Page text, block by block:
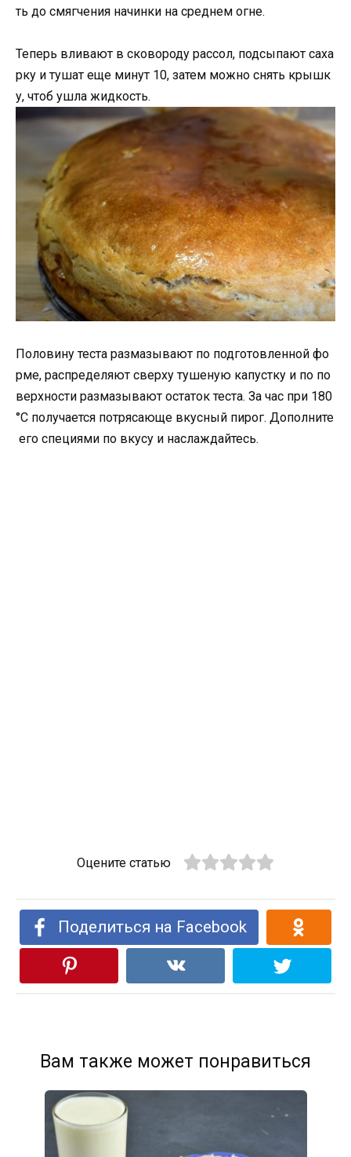
ть до смягчения начинки на среднем огне.
Теперь вливают в сковороду рассол, подсыпают саха
рку и тушат еще минут 10, затем можно снять крышк
у, чтоб ушла жидкость.
Половину теста размазывают по подготовленной фо
рме, распределяют сверху тушеную капустку и по по
верхности размазывают остаток теста. За час при 180
°С получается потрясающе вкусный пирог. Дополните
его специями по вкусу и наслаждайтесь.
Оцените статью
Поделиться на Facebook
Вам также может понравиться